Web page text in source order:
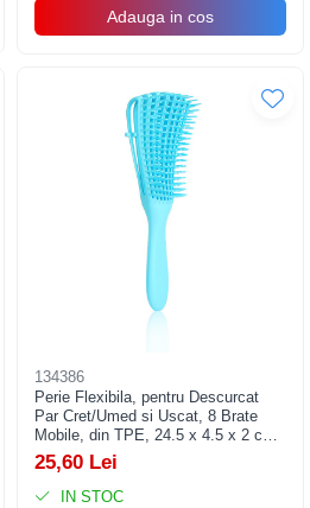
Adauga in cos
134386
Perie Flexibila, pentru Descurcat
Par Cret/Umed si Uscat, 8 Brate
Mobile, din TPE, 24.5 x 4.5 x 2 cm,
Albastru
25,60 Lei
IN STOC